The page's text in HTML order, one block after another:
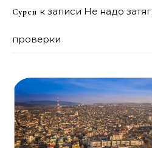
Сурен к записи Не надо
проверки